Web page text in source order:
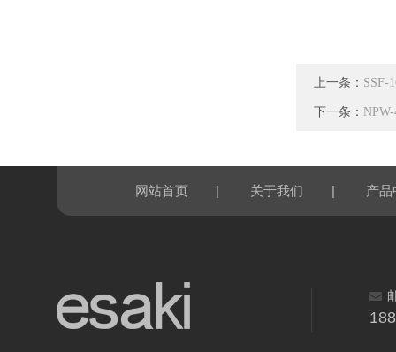
上一条： SSF-
下一条：
网站首页 | 关于我们 | 产品